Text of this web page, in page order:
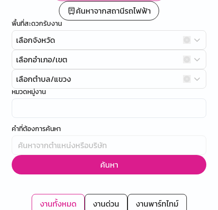
ค้นหาจากสถานีรถไฟฟ้า
พื้นที่สะดวกรับงาน
เลือกจังหวัด
เลือกอำเภอ/เขต
เลือกตำบล/แขวง
หมวดหมู่งาน
คำที่ต้องการค้นหา
ค้นหา
งานทั้งหมด งานด่วน
งานพาร์ทไทม์